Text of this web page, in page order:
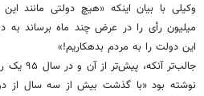
میلیون رأی را در عرض چند ماه برساند به
این دولت را به مردم بدهکاریم!»
جالب‌تر